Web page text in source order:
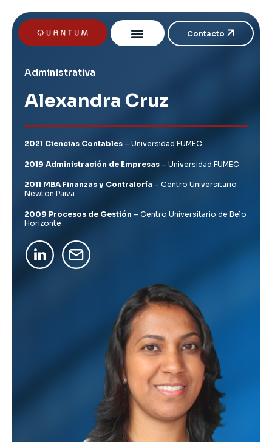
Contacto
Administrativa
Alexandra Cruz
2021 Ciencias Contables – Universidad FUMEC
2019 Administración de Empresas – Universidad FUMEC
2011 MBA Finanzas y Contraloría – Centro Universitario
Newton Paiva
2009 Procesos de Gestión – Centro Universitario de Belo
Horizonte